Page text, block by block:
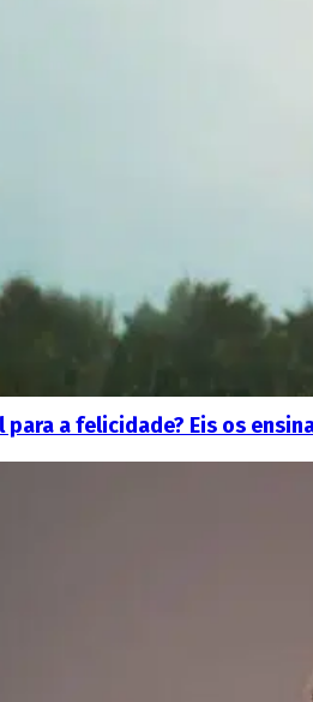
para a felicidade? Eis os